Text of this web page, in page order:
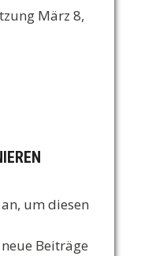
März 8,
um diesen
Beiträge